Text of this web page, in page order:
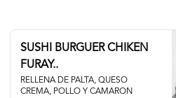
SUSHI BURGUER CHIKEN
FURAY..
RELLENA DE PALTA, QUESO
CREMA, POLLO Y CAMARON